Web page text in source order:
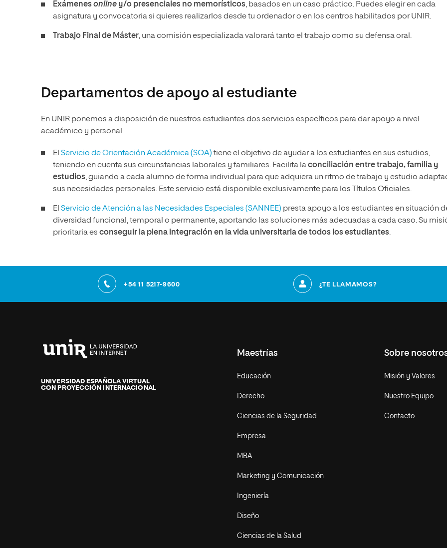
Exámenesonline y/o presenciales no memorísticos, basados en un caso práctico. Puedes elegir en cada
asignatura y convocatoria si quieres realizarlos desde tu ordenador o en los centros habilitados por UNIR.
Trabajo Final de ​​Máster, una comisión especializada valorará tanto el trabajo como su defensa oral.
Departamentos de apoyo al estudiante
En UNIR ponemos a disposición de nuestros estudiantes dos servicios específicos para dar apoyo a nivel
académico y personal:
El Servicio de Orientación Académica (SOA) tiene el objetivo de ayudar a los estudiantes en sus estudios,
teniendo en cuenta sus circunstancias laborales y familiares. Facilita laconciliación entre trabajo, familia y
estudios, guiando a cada alumno de forma individual para que adquiera un ritmo de trabajo y estudio
sus necesidades personales. Este servicio está disponible exclusivamente para los Títulos Oficiales.
El Servicio de Atención a las Necesidades Especiales (SANNEE) presta apoyo a los estudiantes en situación
diversidad funcional, temporal o permanente, aportando las soluciones más adecuadas a cada caso. Su
prioritaria es conseguir la plena integración en la vida universitaria de todos los estudiantes.
+54 11 5217-9600 ¿TE LLAMAMOS?
de
La
UNIVERSIDAD ESPAÑOLA VIRTUAL
CON PROYECCIÓN INTERNACIONAL
Maestrías
Educación
Derecho
Ciencias de la Seguridad
Empresa
MBA
Marketing y Comunicación
Ingeniería
Diseño
Ciencias de la Salud
Sobre
Misión y Valores
Nuestro Equipo
Contacto